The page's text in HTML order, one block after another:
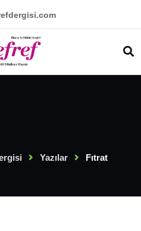
Yazılar Fıtrat